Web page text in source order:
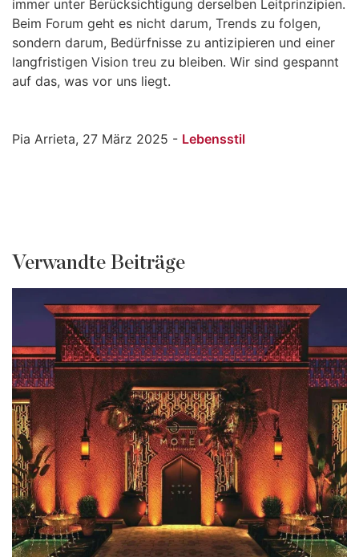
immer unter Berücksichtigung derselben Leitprinzipien.
Beim Forum geht es nicht darum, Trends zu folgen,
sondern darum, Bedürfnisse zu antizipieren und einer
langfristigen Vision treu zu bleiben. Wir sind gespannt
auf das, was vor uns liegt.
Pia Arrieta, 27 März 2025 - Lebensstil
Verwandte Beiträge